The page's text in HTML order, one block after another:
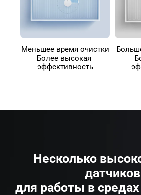
Меньшее время очистки
Более высокая
эффективность
Несколько
датчиков
для работы в